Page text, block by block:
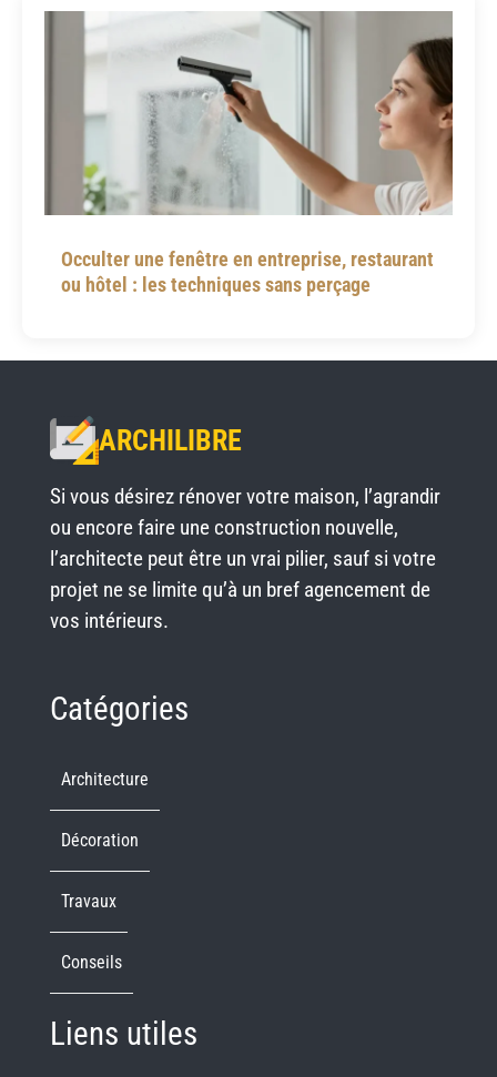
Occulter une fenêtre en entreprise, restaurant
ou hôtel : les techniques sans perçage
ARCHILIBRE
Si vous désirez rénover votre maison, l’agrandir
ou encore faire une construction nouvelle,
l’architecte peut être un vrai pilier, sauf si votre
projet ne se limite qu’à un bref agencement de
vos intérieurs.
Catégories
Architecture
Décoration
Travaux
Conseils
Liens utiles